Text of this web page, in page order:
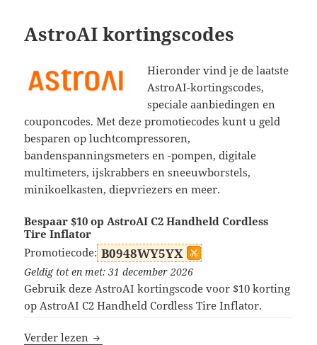
AstroAI kortingscodes
Hieronder vind je de laatste
AstroAI-kortingscodes,
speciale aanbiedingen en
couponcodes. Met deze promotiecodes kunt u geld
besparen op luchtcompressoren,
bandenspanningsmeters en -pompen, digitale
multimeters, ijskrabbers en sneeuwborstels,
minikoelkasten, diepvriezers en meer.
Bespaar $10 op AstroAI C2 Handheld Cordless
Tire Inflator
Promotiecode: B0948WY5YX
Geldig tot en met: 31 december 2026
Gebruik deze AstroAI kortingscode voor $10 korting
op AstroAI C2 Handheld Cordless Tire Inflator.
Verder lezen AstroAI kortingscodes